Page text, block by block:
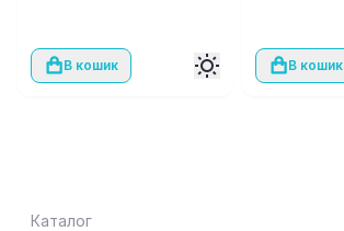
В кошик В кошик
Каталог